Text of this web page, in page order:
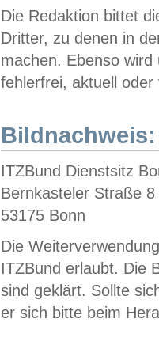
Die Redaktion bittet
Dritter, zu denen in
machen. Ebenso
fehlerfrei, aktuell oder
Bildnachweis:
ITZBund Dienstsitz
Bernkasteler Straße 8
53175 Bonn
Die
ITZBund erlaubt. Die
sind geklärt. Sollte
er sich bitte beim